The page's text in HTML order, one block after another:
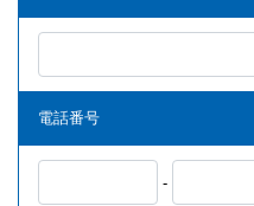
電話番号
-